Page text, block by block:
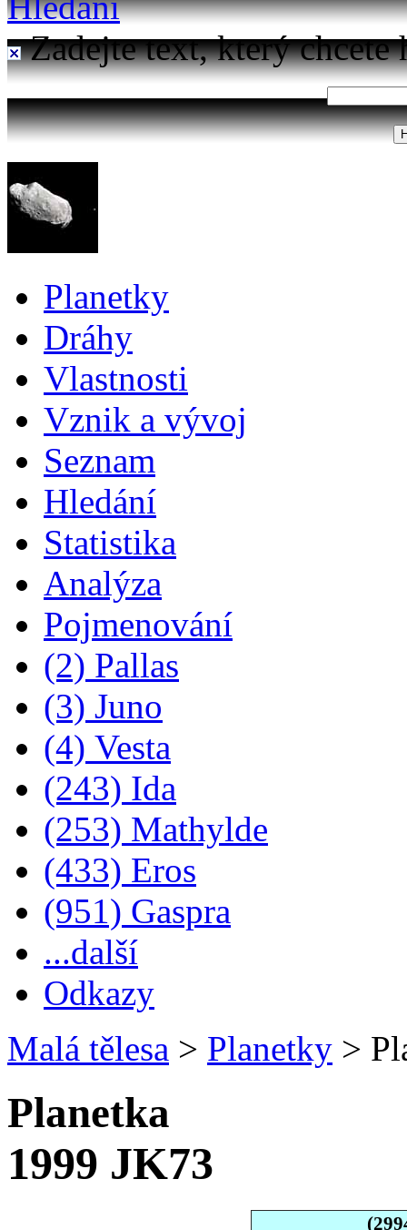
Zadejte text, který chcete
Planetky
Dráhy
Vlastnosti
Vznik a vývoj
Seznam
Hledání
Statistika
Analýza
Pojmenování
(2) Pallas
(3) Juno
(4) Vesta
(243) Ida
(253) Mathylde
(433) Eros
(951) Gaspra
...další
Odkazy
Malá tělesa > Planetky >
Planetka
1999 JK73